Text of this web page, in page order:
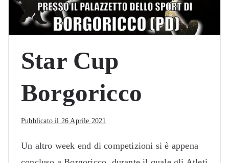
Star Cup
Borgoricco
Pubblicato il 26 Aprile 2021
Un altro week end di competizioni si è appena